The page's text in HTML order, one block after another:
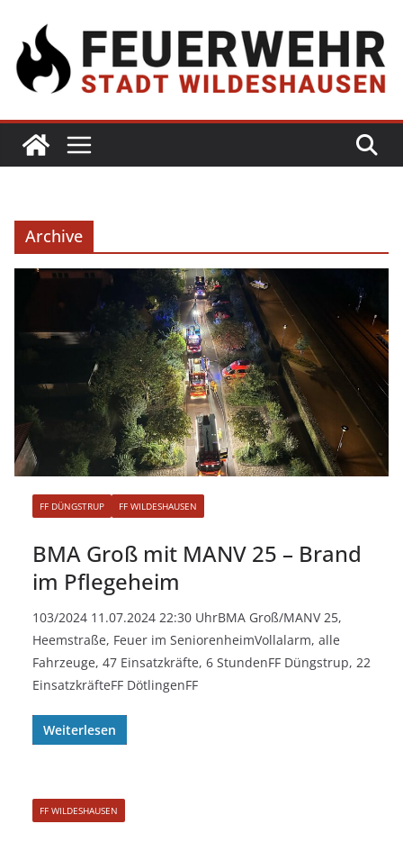
Archive
FF DÜNGSTRUP FF WILDESHAUSEN
BMA Groß mit MANV 25 – Brand
im Pflegeheim
103/2024 11.07.2024 22:30 UhrBMA Groß/MANV 25,
Heemstraße, Feuer im SeniorenheimVollalarm, alle
Fahrzeuge, 47 Einsatzkräfte, 6 StundenFF Düngstrup, 22
EinsatzkräfteFF DötlingenFF
Weiterlesen
FF WILDESHAUSEN